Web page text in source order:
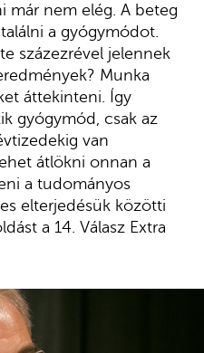
már nem elég. A beteg
a gyógymódot.
százezrével jelennek
Munka
áttekinteni. Így
gyógymód, csak az
van
átlökni onnan a
a tudományos
elterjedésük közötti
a 14. Válasz Extra